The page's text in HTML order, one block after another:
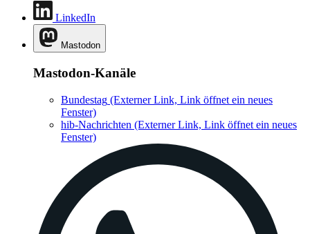
LinkedIn
Mastodon
Mastodon-Kanäle
Bundestag (Externer Link, Link öffnet ein neues
Fenster)
hib-Nachrichten (Externer Link, Link öffnet ein neues
Fenster)